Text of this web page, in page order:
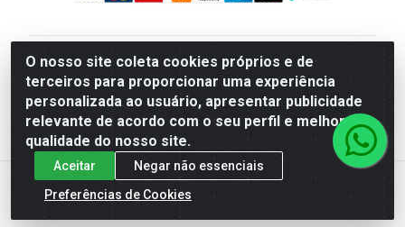
O nosso site coleta cookies próprios e de
terceiros para proporcionar uma experiência
personalizada ao usuário, apresentar publicidade
relevante de acordo com o seu perfil e melhorar a
qualidade do nosso site.
Aceitar
Negar não essenciais
Preferências de Cookies
Nova Boni Distribuidora de Material de Construção LTDA
- Rua Alice Tibiriçá, 330 - Vila Da Penha, Rio de
Janeiro/RJ - CEP: 21.210-110 - CNPJ: 11.003.135/0001-
27